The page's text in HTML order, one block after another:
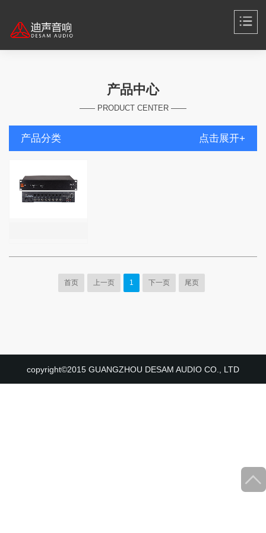
产品中心
—— PRODUCT CENTER ——
产品分类 点击展开+
首页 上一页 1 下一页 尾页
copyright©2015 GUANGZHOU DESAM AUDIO CO., LTD